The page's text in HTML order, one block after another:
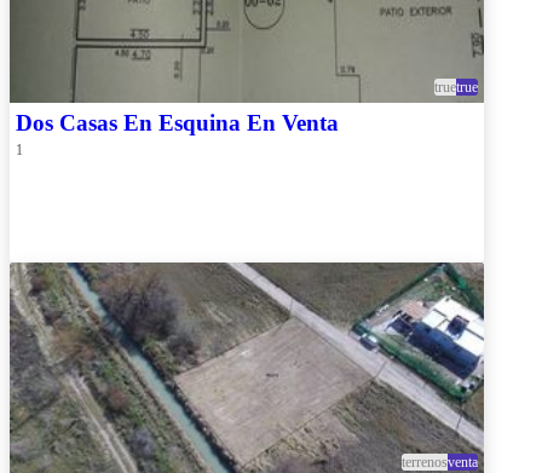
truetrue
Dos Casas En Esquina En Venta
1
terrenosventa